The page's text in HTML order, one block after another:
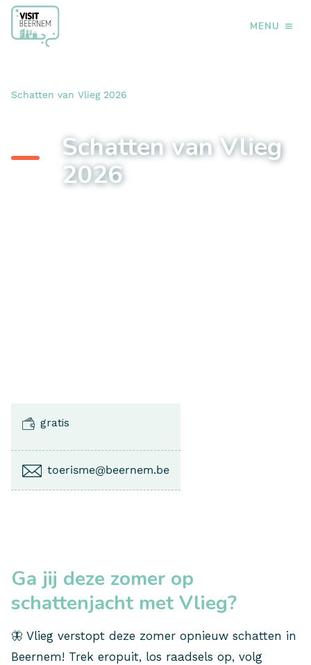
MENU
Schatten van Vlieg 2026
Schatten van Vlieg
2026
gratis
toerisme@beernem.be
Ga jij deze zomer op
schattenjacht met Vlieg?
🦋 Vlieg verstopt deze zomer opnieuw schatten in
Beernem! Trek eropuit, los raadsels op, volg